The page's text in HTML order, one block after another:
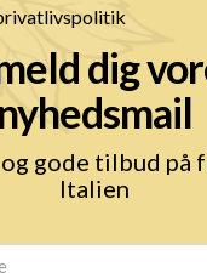
dig
nyhedsmail
gode tilbud på
Italien